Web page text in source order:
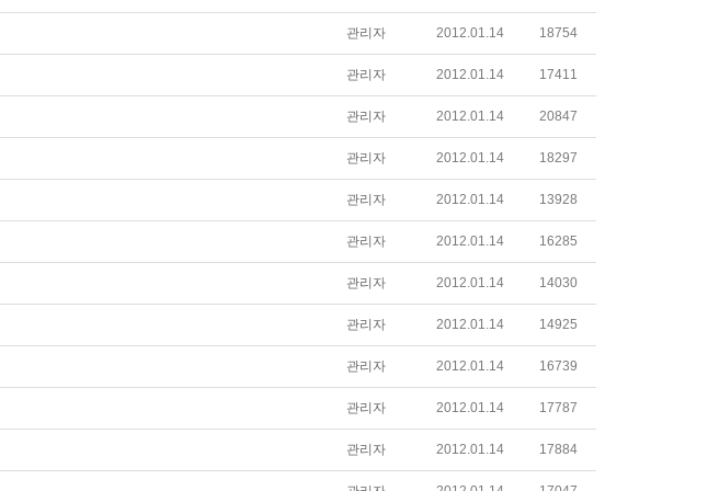
관리자 2012.01.14 18754
관리자 2012.01.14 17411
관리자 2012.01.14 20847
관리자 2012.01.14 18297
관리자 2012.01.14 13928
관리자 2012.01.14 16285
관리자 2012.01.14 14030
관리자 2012.01.14 14925
관리자 2012.01.14 16739
관리자 2012.01.14 17787
관리자 2012.01.14 17884